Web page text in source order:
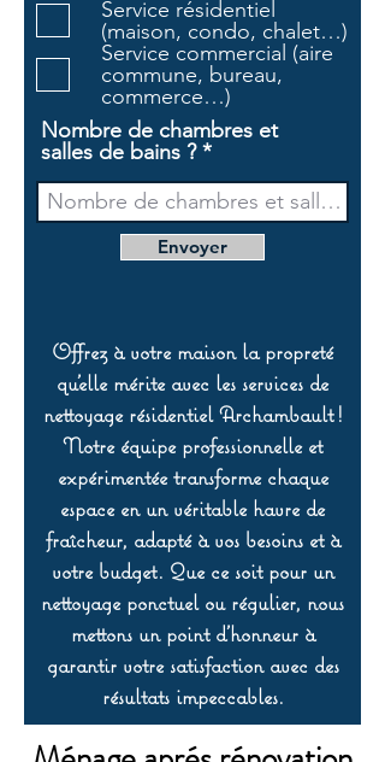
r
e
Service résidentiel
(maison, condo, chalet…)
Service commercial (aire
commune, bureau,
commerce…)
Nombre de chambres et
salles de bains ?
Envoyer
Offrez à votre maison la propreté
qu’elle mérite avec les services de
nettoyage résidentiel Archambault !
Notre équipe professionnelle et
expérimentée transforme chaque
espace en un véritable havre de
fraîcheur, adapté à vos besoins et à
votre budget. Que ce soit pour un
nettoyage ponctuel ou régulier, nous
mettons un point d’honneur à
garantir votre satisfaction avec des
résultats impeccables.